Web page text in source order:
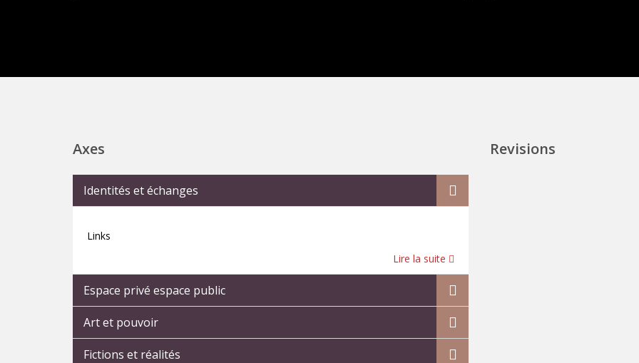
Axes
Identités et échanges
Links
Lire la suite
Espace privé espace public
Art et pouvoir
Fictions et réalités
Revisions